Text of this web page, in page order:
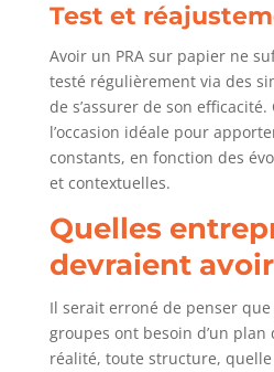
Test et
Avoir un PRA sur papier ne
testé régulièrement via des
de s’assurer de son
l’occasion idéale pour
constants, en fonction des
et contextuelles.
Quelles
devraient
Il serait erroné de penser
groupes ont besoin d’un plan
réalité, toute structure,